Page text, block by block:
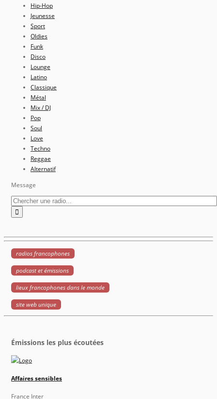
Hip-Hop
Jeunesse
Sport
Oldies
Funk
Disco
Lounge
Latino
Classique
Métal
Mix / DJ
Pop
Soul
Love
Techno
Reggae
Alternatif
Message
radios francophones
podcast et émissions
lieux francophones dans le monde
site web unique
Émissions les plus écoutées
Affaires sensibles
France Inter